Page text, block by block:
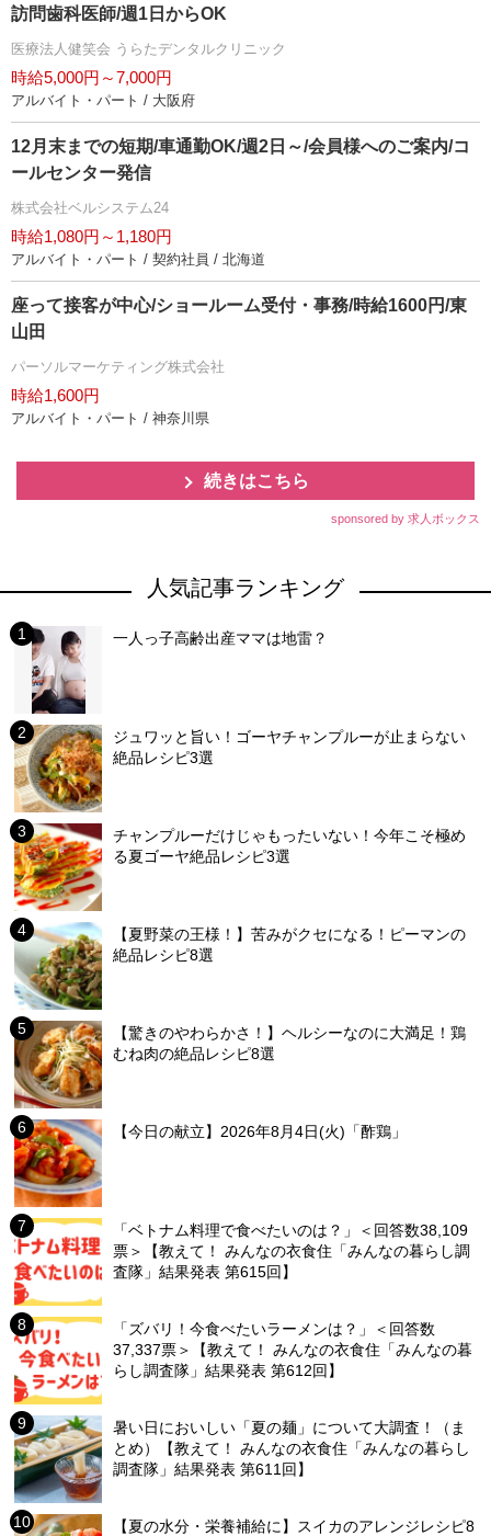
訪問歯科医師/週1日からOK
医療法人健笑会 うらたデンタルクリニック
時給5,000円～7,000円
アルバイト・パート / 大阪府
12月末までの短期/車通勤OK/週2日～/会員様へのご案内/コ
ールセンター発信
株式会社ベルシステム24
時給1,080円～1,180円
アルバイト・パート / 契約社員 / 北海道
座って接客が中心/ショールーム受付・事務/時給1600円/東
山田
パーソルマーケティング株式会社
時給1,600円
アルバイト・パート / 神奈川県
続きはこちら
sponsored by 求人ボックス
人気記事ランキング
一人っ子高齢出産ママは地雷？
ジュワッと旨い！ゴーヤチャンプルーが止まらない
絶品レシピ3選
チャンプルーだけじゃもったいない！今年こそ極め
る夏ゴーヤ絶品レシピ3選
【夏野菜の王様！】苦みがクセになる！ピーマンの
絶品レシピ8選
【驚きのやわらかさ！】ヘルシーなのに大満足！鶏
むね肉の絶品レシピ8選
【今日の献立】2026年8月4日(火)「酢鶏」
「ベトナム料理で食べたいのは？」＜回答数38,109
票＞【教えて！ みんなの衣食住「みんなの暮らし調
査隊」結果発表 第615回】
「ズバリ！今食べたいラーメンは？」＜回答数
37,337票＞【教えて！ みんなの衣食住「みんなの暮
らし調査隊」結果発表 第612回】
暑い日においしい「夏の麺」について大調査！（ま
とめ）【教えて！ みんなの衣食住「みんなの暮らし
調査隊」結果発表 第611回】
【夏の水分・栄養補給に】スイカのアレンジレシピ8